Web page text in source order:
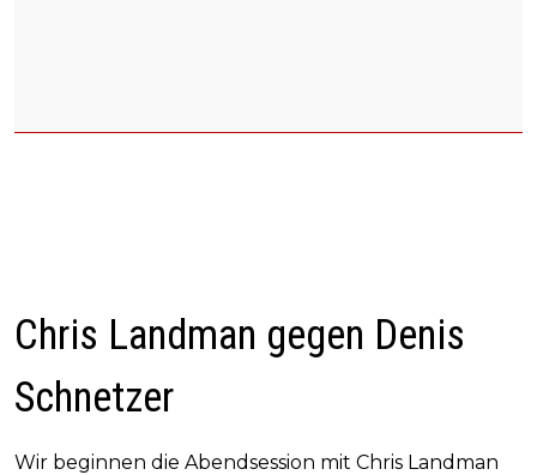
Chris Landman gegen Denis
Schnetzer
Wir beginnen die Abendsession mit Chris Landman